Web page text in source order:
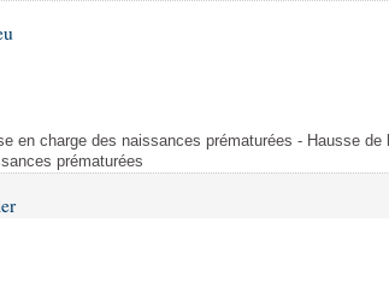
en charge des naissances prématurées - Hausse de
prématurées